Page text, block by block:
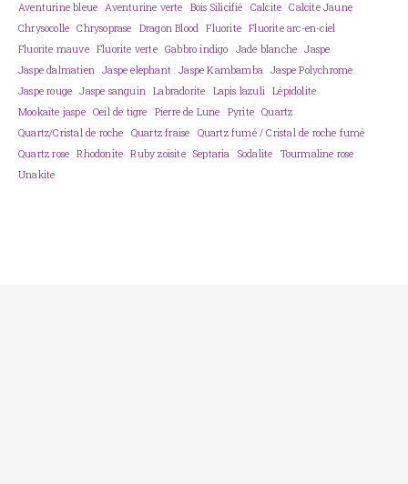
Aventurine bleue
Aventurine verte Bois Silicifié Calcite
Calcite Jaune
Chrysocolle
Chrysoprase Dragon Blood Fluorite Fluorite arc-en-ciel
Fluorite mauve Fluorite verte Gabbro indigo Jade blanche
Jaspe
Jaspe dalmatien Jaspe elephant Jaspe Kambamba Jaspe Polychrome
Jaspe rouge
Jaspe sanguin Labradorite Lapis lazuli Lépidolite
Mookaïte jaspe Oeil de tigre Pierre de Lune Pyrite Quartz
Quartz/Cristal de roche
Quartz fraise
Quartz fumé / Cristal de roche fumé
Quartz rose
Rhodonite Ruby zoïsite Septaria Sodalite
Tourmaline rose
Unakite